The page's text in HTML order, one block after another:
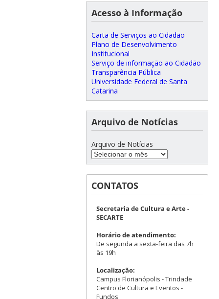
Acesso à Informação
Carta de Serviços ao Cidadão
Plano de Desenvolvimento
Institucional
Serviço de informação ao Cidadão
Transparência Pública
Universidade Federal de Santa
Catarina
Arquivo de Notícias
Arquivo de Notícias
CONTATOS
Secretaria de Cultura e Arte -
SECARTE
Horário de atendimento:
De segunda a sexta-feira das 7h
às 19h
Localização:
Campus Florianópolis - Trindade
Centro de Cultura e Eventos -
Fundos